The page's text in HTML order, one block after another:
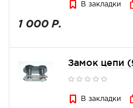
В закладки
1 000 Р.
Замок цепи
В закладки